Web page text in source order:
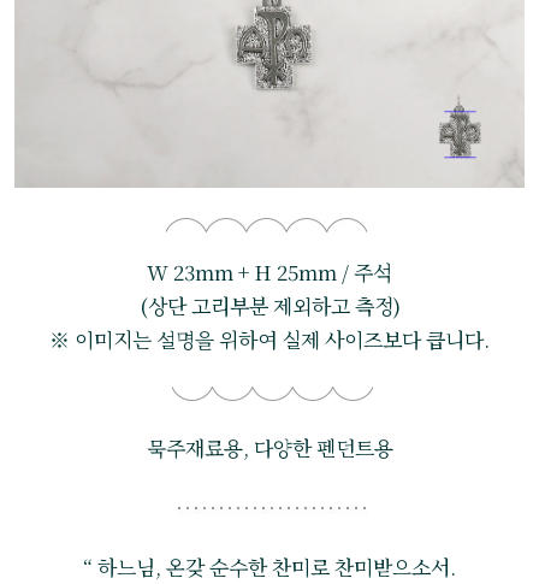
W 23mm + H 25mm / 주석
(상단 고리부분 제외하고 측정)
※ 이미지는 설명을 위하여 실제 사이즈보다 큽니다.
묵주재료용, 다양한 펜던트용
“ 하느님, 온갖 순수한 찬미로 찬미받으소서.